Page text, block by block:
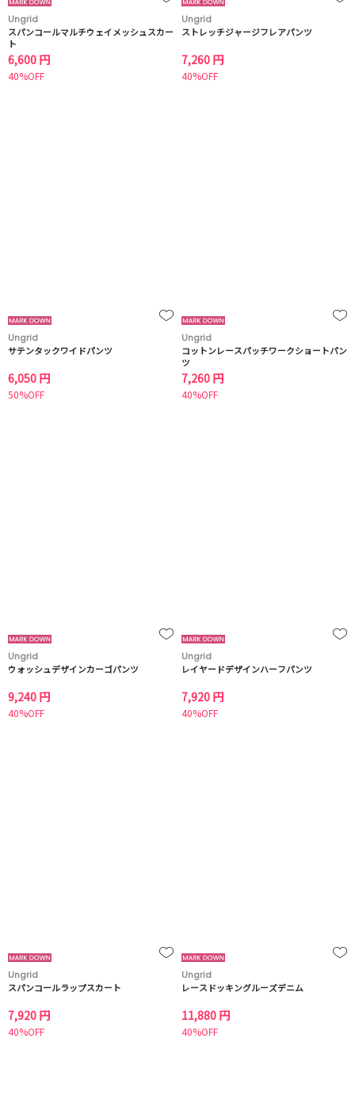
Ungrid
スパンコールマルチウェイメッシュスカー
ト
6,600 円
40%OFF
Ungrid
ストレッチジャージフレアパンツ
7,260 円
40%OFF
Ungrid
サテンタックワイドパンツ
6,050 円
50%OFF
Ungrid
コットンレースパッチワークショートパン
ツ
7,260 円
40%OFF
Ungrid
ウォッシュデザインカーゴパンツ
9,240 円
40%OFF
Ungrid
レイヤードデザインハーフパンツ
7,920 円
40%OFF
Ungrid
スパンコールラップスカート
7,920 円
40%OFF
Ungrid
レースドッキングルーズデニム
11,880 円
40%OFF